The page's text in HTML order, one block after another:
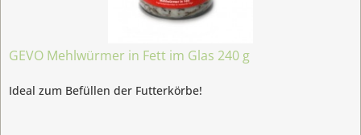
GEVO Mehlwürmer in Fett im Glas 240 g
Ideal zum Befüllen der Futterkörbe!